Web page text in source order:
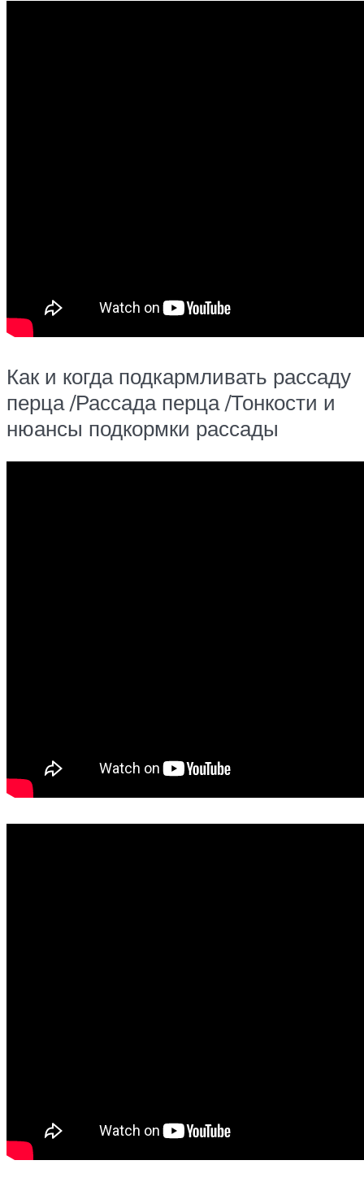
Как и когда подкармливать рассаду
перца /Рассада перца /Тонкости и
нюансы подкормки рассады